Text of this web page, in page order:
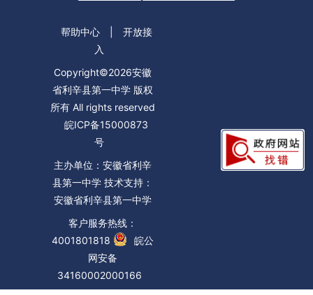
帮助中心
开放接
入
Copyright©2026安徽
省利辛县第一中学 版权
所有 All rights reserved
皖ICP备15000873
号
主办单位：安徽省利辛
县第一中学 技术支持：
安徽省利辛县第一中学
客户服务热线：
4001801818
皖公
网安备
34160002000166